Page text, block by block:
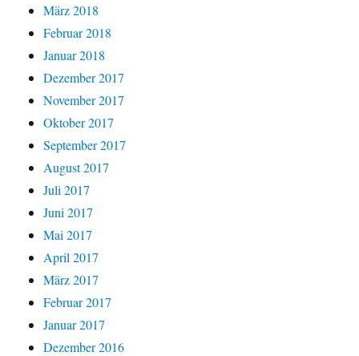
März 2018
Februar 2018
Januar 2018
Dezember 2017
November 2017
Oktober 2017
September 2017
August 2017
Juli 2017
Juni 2017
Mai 2017
April 2017
März 2017
Februar 2017
Januar 2017
Dezember 2016